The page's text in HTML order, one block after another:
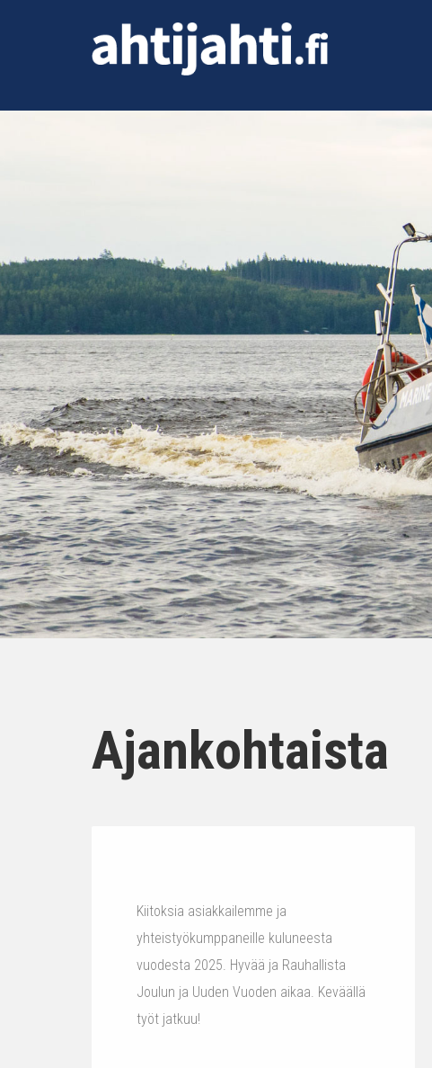
Ajankohtaista
Kiitoksia asiakkailemme ja
yhteistyökumppaneille kuluneesta
vuodesta 2025. Hyvää ja Rauhallista
Joulun ja Uuden Vuoden aikaa. Keväällä
työt jatkuu!